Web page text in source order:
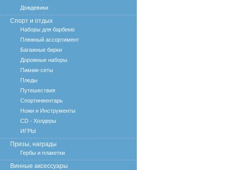
Дождевики
Спорт и отдых
Наборы для барбекю
Пляжный ассортимент
Багажные бирки
Дорожные наборы
Пикник-сеты
Пледы
Путешествия
Спортинвентарь
Ножи и Инструменты
CD - Холдеры
ИГРЫ
Призы, награды
Гербы и плакетки
Винные аксессуары